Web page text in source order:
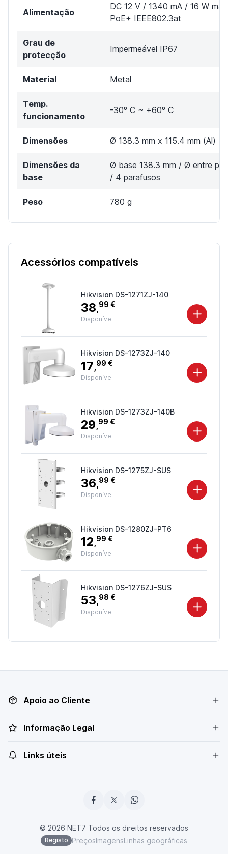
Alimentação
DC 12 V / 1340 mA / 16 W
PoE+ IEEE802.3at
Grau de
protecção
Impermeável IP67
Material Metal
Temp.
funcionamento
-30º C ~ +60º C
Dimensões Ø 138.3 mm x 115.4 mm (Al)
Dimensões da
base
Ø base 138.3 mm / Ø entre
/ 4 parafusos
Peso 780 g
Acessórios compatíveis
Hikvision DS-1271ZJ-140
38,99 €
Disponível
Hikvision DS-1273ZJ-140
17,99 €
Disponível
Hikvision DS-1273ZJ-140B
29,99 €
Disponível
Hikvision DS-1275ZJ-SUS
36,99 €
Disponível
Hikvision DS-1280ZJ-PT6
12,99 €
Disponível
Hikvision DS-1276ZJ-SUS
53,98 €
Disponível
Apoio ao Cliente
Informação Legal
Links úteis
© 2026 NET7 Todos os direitos reservados
Registo PreçosImagensLinhas geográficas